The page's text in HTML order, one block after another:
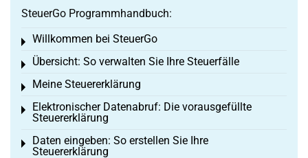
SteuerGo Programmhandbuch:
Willkommen bei SteuerGo
Toggle menu
Übersicht: So verwalten Sie Ihre Steuerfälle
Toggle menu
Meine Steuererklärung
Toggle menu
Elektronischer Datenabruf: Die vorausgefüllte
Steuererklärung
Toggle menu
Daten eingeben: So erstellen Sie Ihre
Steuererklärung
Toggle menu